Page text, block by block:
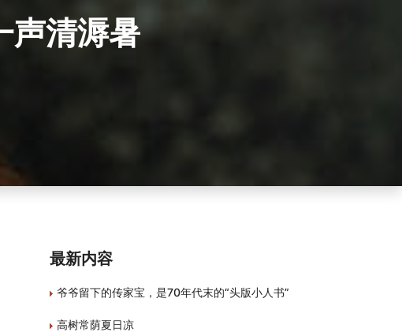
声清溽暑
最新内容
爷爷留下的传家宝，是70年代末的“头版小人书”
高树常荫夏日凉